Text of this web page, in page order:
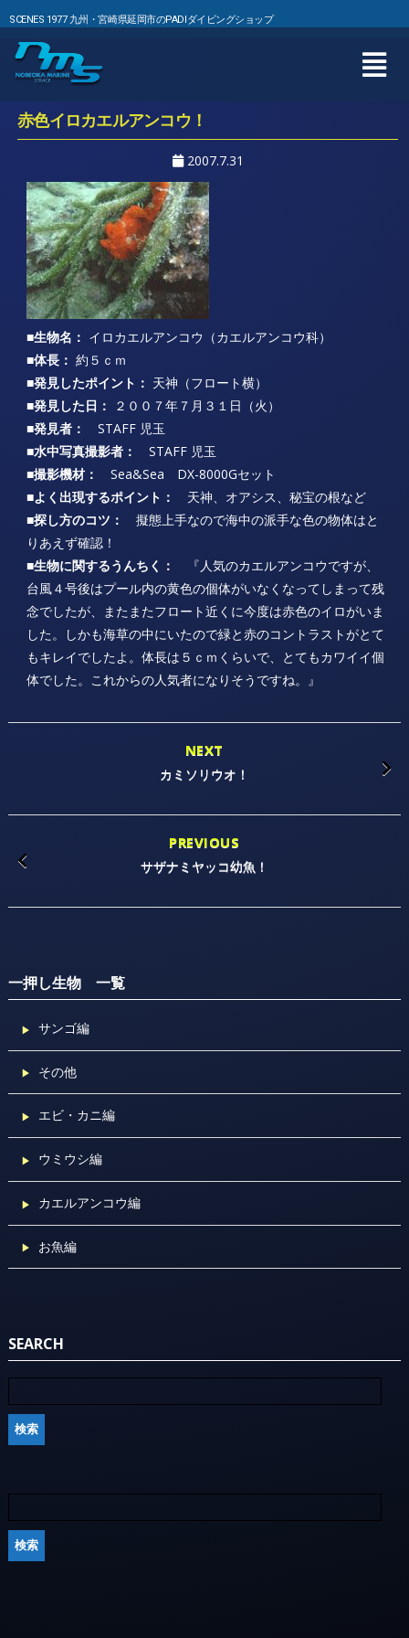
SCENES 1977 九州・宮崎県延岡市のPADIダイビングショップ
赤色イロカエルアンコウ！
2007.7.31
■生物名： イロカエルアンコウ（カエルアンコウ科）
■体長： 約５ｃｍ
■発見したポイント： 天神（フロート横）
■発見した日：
２００７年７月３１日（火）
■発見者：
STAFF 児玉
■水中写真撮影者：
STAFF 児玉
■撮影機材：
Sea&Sea DX-8000Gセット
■よく出現するポイント：
天神、オアシス、秘宝の根など
■探し方のコツ：
擬態上手なので海中の派手な色の物体はと
りあえず確認！
■生物に関するうんちく：
『人気のカエルアンコウですが、
台風４号後はプール内の黄色の個体がいなくなってしまって残
念でしたが、またまたフロート近くに今度は赤色のイロがいま
した。しかも海草の中にいたので緑と赤のコントラストがとて
もキレイでしたよ。体長は５ｃｍくらいで、とてもカワイイ個
体でした。これからの人気者になりそうですね。』
NEXT
カミソリウオ！
PREVIOUS
サザナミヤッコ幼魚！
一押し生物 一覧
サンゴ編
その他
エビ・カニ編
ウミウシ編
カエルアンコウ編
お魚編
SEARCH